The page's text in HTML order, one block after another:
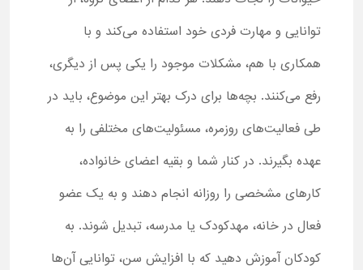
توانایی و مهارت فردی خود استفاده می‌کند و با
همکاری با هم، مشکلات موجود را یکی پس از دیگری،
رفع می‌کنند. بچه‌ها برای درک بهتر این موضوع، باید در
طی فعالیت‌های روزمره، مسئولیت‌های مختلفی را به
عهده بگیرند. در کنار شما و بقیه اعضای خانواده،
کارهای مشخصی را روزانه انجام دهند و به یک عضو
فعال در خانه، مهدکودک یا مدرسه، تبدیل شوند. به
کودکان آموزش دهید که با افزایش سن، توانایی آن‌ها